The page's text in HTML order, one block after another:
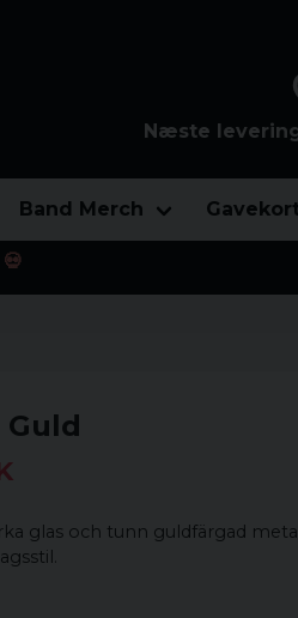
Næste
Band Merch
glas och tunn guldfärgad